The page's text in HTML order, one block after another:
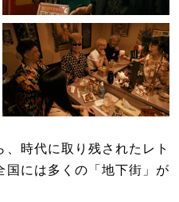
時代に取り残されたレト
国には多くの「地下街」が